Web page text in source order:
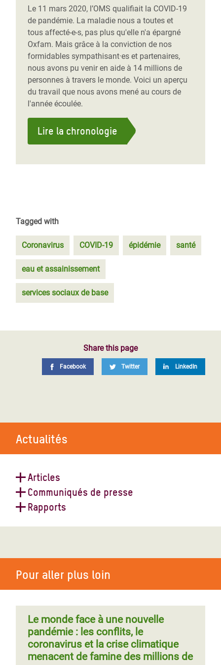
Le 11 mars 2020, l’OMS qualifiait la COVID-19
de pandémie. La maladie nous a toutes et
tous affecté-e-s, pas plus qu'elle n'a épargné
Oxfam. Mais grâce à la conviction de nos
formidables sympathisant·es et partenaires,
nous avons pu venir en aide à 14 millions de
personnes à travers le monde. Voici un aperçu
du travail que nous avons mené au cours de
l'année écoulée.
Lire la chronologie
Tagged with
Coronavirus COVID-19 épidémie santé
eau et assainissement
services sociaux de base
Share this page
Facebook Twitter LinkedIn
Actualités
Articles
Jeunes et coronavirus au Sahel :
quand l’entraide devient virale
5 raisons pour lesquelles la crise du
Communiqués de presse
face au Covid-19 peut sauver des
vies : réponse d’Oxfam
Rapports
Pour aller plus loin
Le monde face à une nouvelle
pandémie : les conflits, le
coronavirus et la crise climatique
menacent de famine des millions de